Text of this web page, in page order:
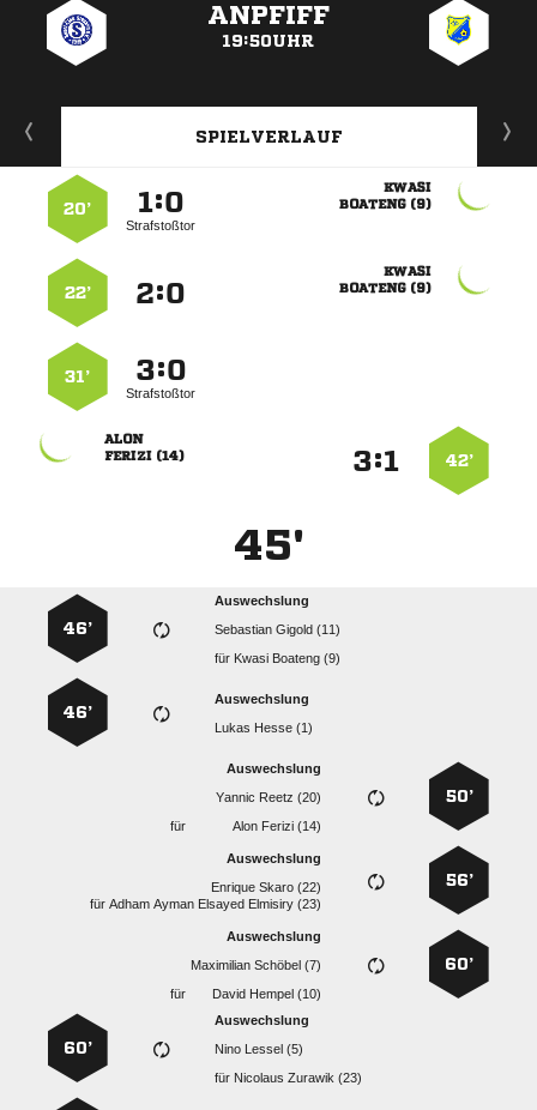
ANPFIFF
19:50UHR
SPIELVERLAUF

 
:
Strafstoßtor
20’

 
:
22’
:
Strafstoßtor
31’
42’
:

 
45'
Auswechslung
  
für   
46’
Auswechslung
  
46’
50’
Auswechslung
  
für
  
56’
Auswechslung
  
für    
60’
Auswechslung
  
für
  
Auswechslung
  
für   
60’